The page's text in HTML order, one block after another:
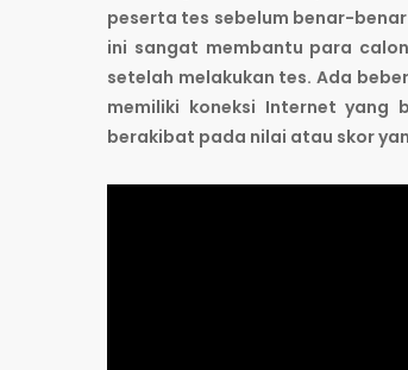
peserta tes sebelum benar-
ini sangat membantu para
setelah melakukan tes. Ada
memiliki koneksi Internet
berakibat pada nilai atau skor